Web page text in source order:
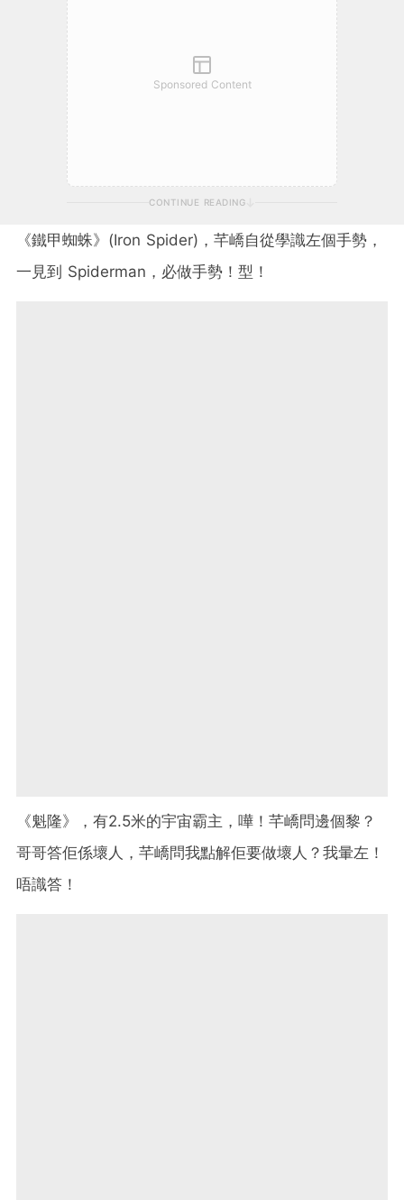
Sponsored Content
CONTINUE READING
《鐵甲蜘蛛》(Iron Spider)，芊嶠自從學識左個手勢，
一見到 Spiderman，必做手勢！型！
《魁隆》，有2.5米的宇宙霸主，嘩！芊嶠問邊個黎？
哥哥答佢係壞人，芊嶠問我點解佢要做壞人？我暈左！
唔識答！